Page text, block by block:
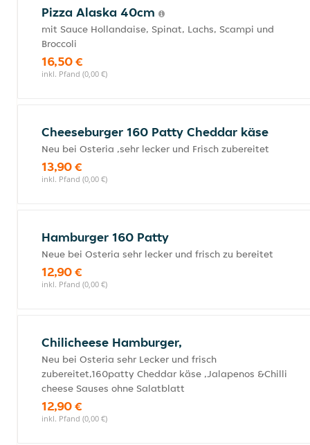
Pizza Alaska 40cm
mit Sauce Hollandaise, Spinat, Lachs, Scampi und
Broccoli
16,50 €
inkl. Pfand (0,00 €)
Cheeseburger 160 Patty Cheddar käse
Neu bei Osteria ,sehr lecker und Frisch zubereitet
13,90 €
inkl. Pfand (0,00 €)
Hamburger 160 Patty
Neue bei Osteria sehr lecker und frisch zu bereitet
12,90 €
inkl. Pfand (0,00 €)
Chilicheese Hamburger,
Neu bei Osteria sehr Lecker und frisch
zubereitet,160patty Cheddar käse ,Jalapenos &Chilli
cheese Sauses ohne Salatblatt
12,90 €
inkl. Pfand (0,00 €)